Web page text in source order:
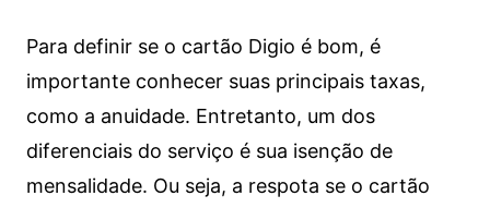
Para definir se o cartão Digio é bom, é
importante conhecer suas principais taxas,
como a anuidade. Entretanto, um dos
diferenciais do serviço é sua isenção de
mensalidade. Ou seja, a respota se o cartão